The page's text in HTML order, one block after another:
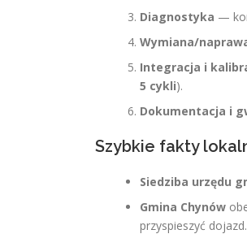
Diagnostyka —
Wymiana/
Integracja i
5 cykli).
Dokumentacja i
Szybkie fakty
Siedziba urzędu
Gmina Chynów
przyspieszyć dojazd.